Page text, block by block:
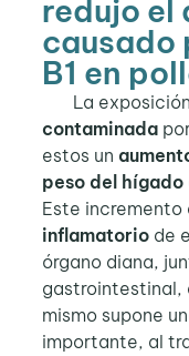
redujo el
causado
B1 en
La exposición
contaminadapor
estos un
peso del hígado
Este incremento
inflamatoriode
órgano diana,
gastrointestinal,
mismo supone
importante, al